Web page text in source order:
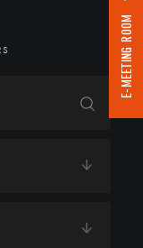
E-MEETING ROOM